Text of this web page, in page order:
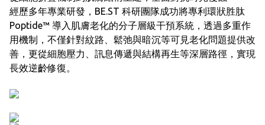
經歷多年專業研發，BE.ST 科研團隊成功將專利環狀胜肽
Poptide™ 導入肌膚老化的分子層級干預系統，透過多重作
用機制，不僅針對紋路、鬆弛與暗沉等可見老化問題提供改
善，更從細胞壓力、訊息傳遞與結構再生等深層路徑，實現
長效逆齡修復。